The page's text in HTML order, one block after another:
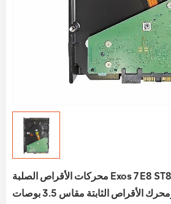
محركات الأقراص الصلبة Exos 7E8 ST8000NM001A SAS
سعة 8 تيرابايت ومحرك الأقراص الثابتة مقاس 3.5 بوصات